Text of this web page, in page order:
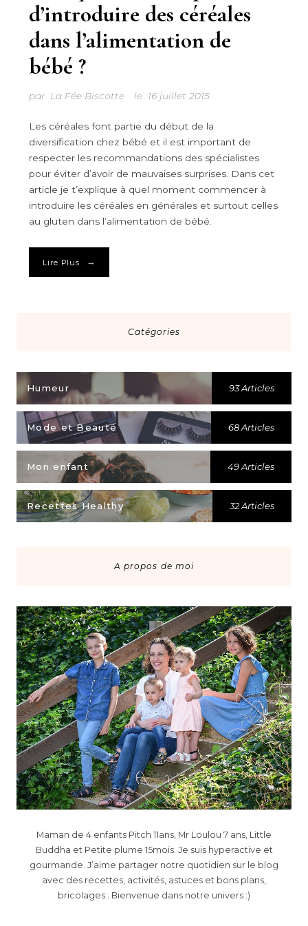
d’introduire des céréales
dans l’alimentation de
bébé ?
par La Fée Biscotte le 16 juillet 2015
Les céréales font partie du début de la
diversification chez bébé et il est important de
respecter les recommandations des spécialistes
pour éviter d’avoir de mauvaises surprises. Dans cet
article je t’explique à quel moment commencer à
introduire les céréales en générales et surtout celles
au gluten dans l’alimentation de bébé.
Lire Plus →
Catégories
Humeur 93 Articles
Mode et Beauté 68 Articles
Mon enfant 49 Articles
Recettes Healthy 32 Articles
A propos de moi
Maman de 4 enfants Pitch 11ans, Mr Loulou 7 ans, Little
Buddha et Petite plume 15mois. Je suis hyperactive et
gourmande. J’aime partager notre quotidien sur le blog
avec des recettes, activités, astuces et bons plans,
bricolages.. Bienvenue dans notre univers :)